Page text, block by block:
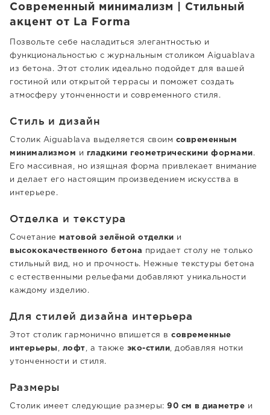
Современный минимализм | Стильный
акцент от La Forma
Позвольте себе насладиться элегантностью и
функциональностью с журнальным столиком Aiguablava
из бетона. Этот столик идеально подойдет для вашей
гостиной или открытой террасы и поможет создать
атмосферу утонченности и современного стиля.
Стиль и дизайн
Столик Aiguablava выделяется своим современным
минимализмом и гладкими геометрическими формами.
Его массивная, но изящная форма привлекает внимание
и делает его настоящим произведением искусства в
интерьере.
Отделка и текстура
Сочетание матовой зелёной отделки и
высококачественного бетона придает столу не только
стильный вид, но и прочность. Нежные текстуры бетона
с естественными рельефами добавляют уникальности
каждому изделию.
Для стилей дизайна интерьера
Этот столик гармонично впишется в современные
интерьеры
лофт , а также эко-стили , добавляя нотки
утонченности и стиля.
Размеры
Столик имеет следующие размеры: 90 см в диаметре и